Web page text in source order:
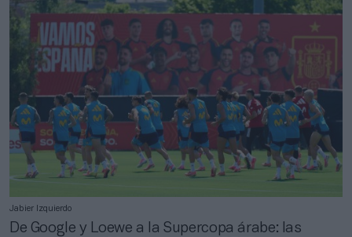
Jabier Izquierdo
De Google y Loewe a la Supercopa árabe: las